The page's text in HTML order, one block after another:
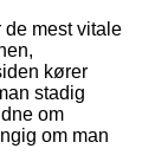
de mest vitale
kører
stadig
om
om man